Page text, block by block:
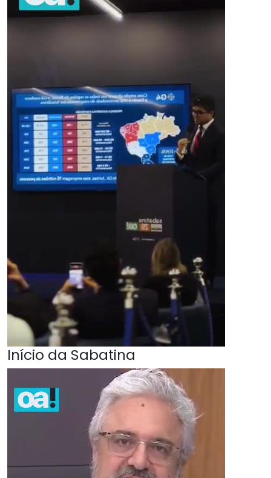
Início da Sabatina